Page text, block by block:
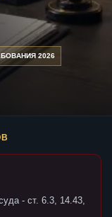
2026
- ст. 6.3, 14.43,